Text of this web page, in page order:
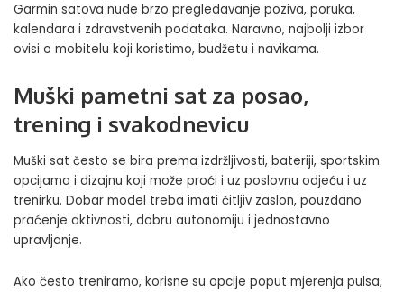
Garmin satova nude brzo pregledavanje poziva, poruka,
kalendara i zdravstvenih podataka. Naravno, najbolji izbor
ovisi o mobitelu koji koristimo, budžetu i navikama.
Muški pametni sat za posao,
trening i svakodnevicu
Muški sat često se bira prema izdržljivosti, bateriji, sportskim
opcijama i dizajnu koji može proći i uz poslovnu odjeću i uz
trenirku. Dobar model treba imati čitljiv zaslon, pouzdano
praćenje aktivnosti, dobru autonomiju i jednostavno
upravljanje.
Ako često treniramo, korisne su opcije poput mjerenja pulsa,